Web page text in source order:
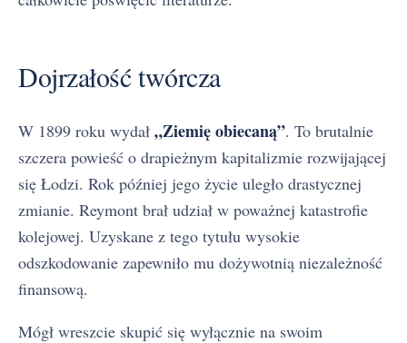
Dojrzałość twórcza
W 1899 roku wydał „Ziemię obiecaną”. To brutalnie
szczera powieść o drapieżnym kapitalizmie rozwijającej
się Łodzi. Rok później jego życie uległo drastycznej
zmianie. Reymont brał udział w poważnej katastrofie
kolejowej. Uzyskane z tego tytułu wysokie
odszkodowanie zapewniło mu dożywotnią niezależność
finansową.
Mógł wreszcie skupić się wyłącznie na swoim